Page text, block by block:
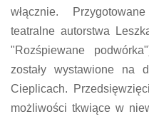
włącznie.
teatralne autorstwa
"Rozśpiewane
zostały wystawione na
Cieplicach.
możliwości tkwiące w